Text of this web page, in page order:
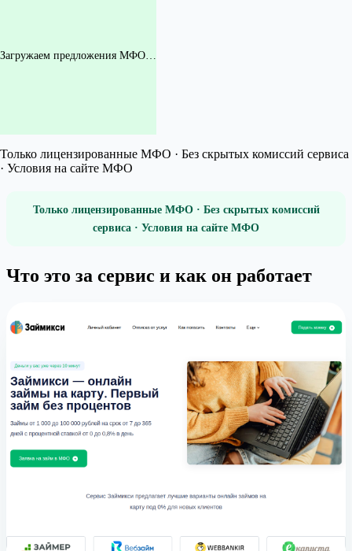
Загружаем предложения МФО…
Только лицензированные МФО · Без скрытых комиссий сервиса
· Условия на сайте МФО
Только лицензированные МФО · Без скрытых комиссий
сервиса · Условия на сайте МФО
Что это за сервис и как он работает